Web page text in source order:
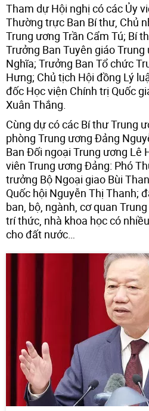
Tham dự Hội nghị có các Ủy
Thường trực Ban Bí thư, Chủ
Trung ương Trần Cẩm Tú; Bí
Trưởng Ban Tuyên giáo
Nghĩa; Trưởng Ban Tổ chức
Hưng; Chủ tịch Hội đồng Lý
đốc Học viện Chính trị Quốc
Xuân Thắng.
Cùng dự có các Bí thư Trung
phòng Trung ương Đảng
Ban Đối ngoại Trung ương Lê
viên Trung ương Đảng: Phó
trưởng Bộ Ngoại giao Bùi
Quốc hội Nguyễn Thị Thanh;
ban, bộ, ngành, cơ quan
trí thức, nhà khoa học có
cho đất nước…